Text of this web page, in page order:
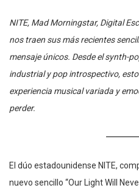
NITE, Mad Morningstar, Digital
nos traen sus más recientes
mensaje únicos. Desde el synth-
industrial y pop introspectivo,
experiencia musical variada y
perder.
El dúo estadounidense NITE,
nuevo sencillo “Our Light Will